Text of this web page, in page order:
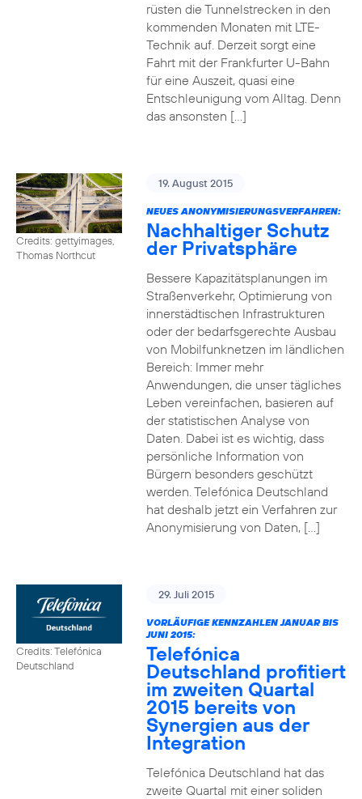
rüsten die Tunnelstrecken in den
kommenden Monaten mit LTE-
Technik auf. Derzeit sorgt eine
Fahrt mit der Frankfurter U-Bahn
für eine Auszeit, quasi eine
Entschleunigung vom Alltag. Denn
das ansonsten […]
Credits: gettyimages,
Thomas Northcut
19. August 2015
NEUES ANONYMISIERUNGSVERFAHREN:
Nachhaltiger Schutz
der Privatsphäre
Bessere Kapazitätsplanungen im
Straßenverkehr, Optimierung von
innerstädtischen Infrastrukturen
oder der bedarfsgerechte Ausbau
von Mobilfunknetzen im ländlichen
Bereich: Immer mehr
Anwendungen, die unser tägliches
Leben vereinfachen, basieren auf
der statistischen Analyse von
Daten. Dabei ist es wichtig, dass
persönliche Information von
Bürgern besonders geschützt
werden. Telefónica Deutschland
hat deshalb jetzt ein Verfahren zur
Anonymisierung von Daten, […]
Credits: Telefónica
Deutschland
29. Juli 2015
VORLÄUFIGE KENNZAHLEN JANUAR BIS
JUNI 2015:
Telefónica
Deutschland profitiert
im zweiten Quartal
2015 bereits von
Synergien aus der
Integration
Telefónica Deutschland hat das
zweite Quartal mit einer soliden